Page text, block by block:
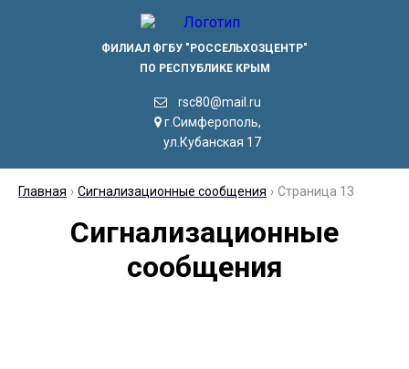
ФИЛИАЛ ФГБУ "РОССЕЛЬХОЗЦЕНТР"
ПО РЕСПУБЛИКЕ КРЫМ
rsc80@mail.ru
г.Симферополь,
ул.Кубанская 17
Главная › Сигнализационные сообщения › Страница 13
Сигнализационные
сообщения